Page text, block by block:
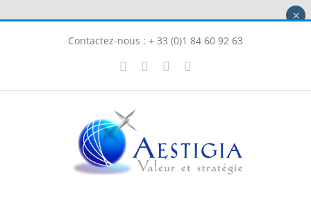
Contactez-nous : + 33 (0)1 84 60 92 63
LinkedInInstagram
×